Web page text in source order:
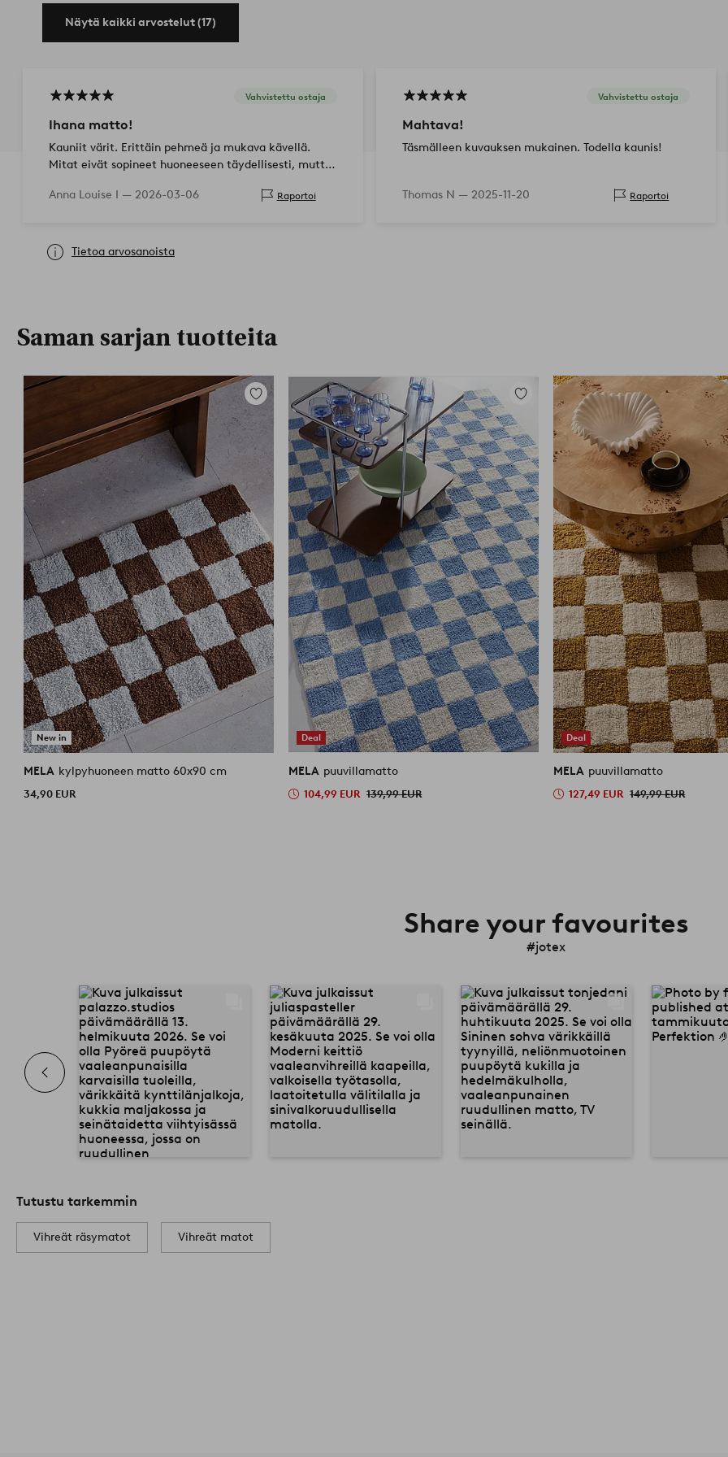
Näytä kaikki arvostelut (17)
Vahvistettu ostaja
Ihana matto!
Kauniit värit. Erittäin pehmeä ja mukava kävellä.
Mitat eivät sopineet huoneeseen täydellisesti, mutta
Erittäin tyytyväinen!
Anna Louise I — 2026-03-06 Raportoi
Vahvistettu ostaja
Mahtava!
Täsmälleen kuvauksen mukainen. Todella kaunis!
Thomas N — 2025-11-20 Raportoi
Tietoa arvosanoista
Saman sarjan tuotteita
New in
Lisää
suosikkeihin
MELA kylpyhuoneen matto 60x90 cm
34,90 EUR
Deal
Lisää
suosikkeihin
MELA puuvillamatto
104,99 EUR 139,99 EUR
Deal
MELA puuvillamatto
127,49 EUR 149,99 EUR
Share your favourites
#jotex
Tutustu tarkemmin
Vihreät räsymatot Vihreät matot